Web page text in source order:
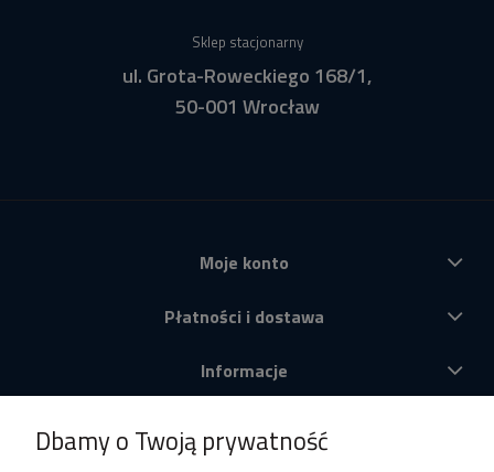
Sklep stacjonarny
ul. Grota-Roweckiego 168/1,
50-001 Wrocław
Moje konto
Płatności i dostawa
Informacje
Dbamy o Twoją prywatność